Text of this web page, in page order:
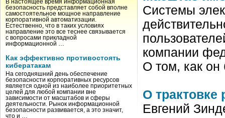
В настоящее время информационная
безопасность представляет собой вполне
самостоятельное мощное направление
корпоративной автоматизации.
Естественно, что в таких условиях
направление это все теснее связывается
с вопросами прикладной
информационной …
Как эффективно противостоять
кибератакам
На сегодняшний день обеспечение
безопасности корпоративных ресурсов
является одной из наиболее приоритетных
целей для любой компании вне
зависимости от масштабов и сферы
деятельности. Рынок информационной
безопасности развивается, а это значит,
что и …
Системы
компании
О том, как
О трактовке
Евгений